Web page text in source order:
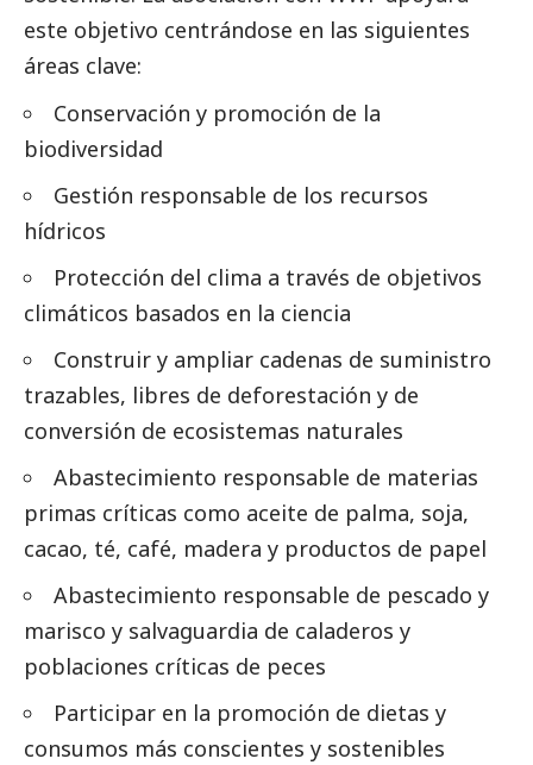
este objetivo centrándose en las siguientes
áreas clave:
Conservación y promoción de la
biodiversidad
Gestión responsable de los recursos
hídricos
Protección del clima a través de objetivos
climáticos basados en la ciencia
Construir y ampliar cadenas de suministro
trazables, libres de deforestación y de
conversión de ecosistemas naturales
Abastecimiento responsable de materias
primas críticas como aceite de palma, soja,
cacao, té, café, madera y productos de papel
Abastecimiento responsable de pescado y
marisco y salvaguardia de caladeros y
poblaciones críticas de peces
Participar en la promoción de dietas y
consumos más conscientes y sostenibles